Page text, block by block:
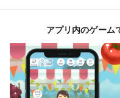
アプリ内のゲーム